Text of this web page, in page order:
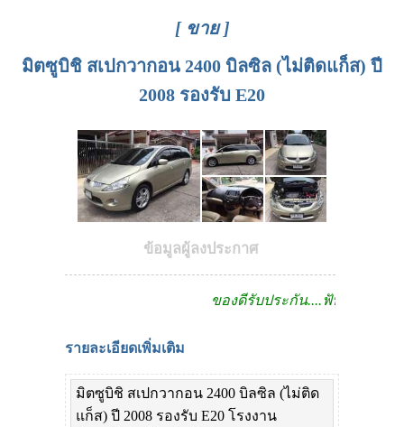
[ ขาย ]
มิตซูบิชิ สเปกวากอน 2400 บิลซิล (ไม่ติดแก็ส) ปี
2008 รองรับ E20
ข้อมูลผู้ลงประกาศ
ของดีรับประกัน....ฟันธง!!
รายละเอียดเพิ่มเติม
มิตซูบิชิ สเปกวากอน 2400 บิลซิล (ไม่ติด
แก็ส) ปี 2008 รองรับ E20 โรงงาน